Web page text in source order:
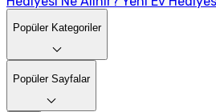
Popüler Kategoriler
Popüler Sayfalar